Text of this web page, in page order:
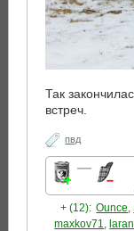
Так
встреч.
пвд
—
+ (12): Ounce ,
maxkov71
,